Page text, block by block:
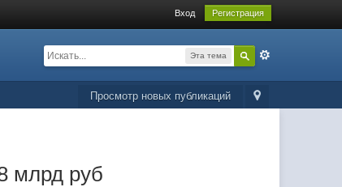
Вход Регистрация
Эта тема
Просмотр новых публикаций
млрд руб